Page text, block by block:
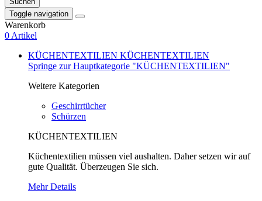
Toggle navigation
Warenkorb
0 Artikel
KÜCHENTEXTILIEN KÜCHENTEXTILIEN
Springe zur Hauptkategorie "KÜCHENTEXTILIEN"
Weitere Kategorien
Geschirrtücher
Schürzen
KÜCHENTEXTILIEN
Küchentextilien müssen viel aushalten. Daher setzen wir auf
gute Qualität. Überzeugen Sie sich.
Mehr Details